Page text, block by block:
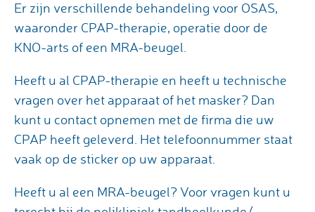
Er zijn verschillende behandeling voor OSAS,
waaronder CPAP-therapie, operatie door de
KNO-arts of een MRA-beugel.
Heeft u al CPAP-therapie en heeft u technische
vragen over het apparaat of het masker? Dan
kunt u contact opnemen met de firma die uw
CPAP heeft geleverd. Het telefoonnummer staat
vaak op de sticker op uw apparaat.
Heeft u al een MRA-beugel? Voor vragen kunt u